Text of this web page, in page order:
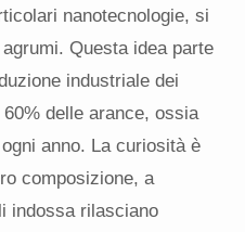
nanotecnologie, si
Questa idea parte
industriale dei
delle arance, ossia
anno. La curiosità è
composizione, a
indossa rilasciano